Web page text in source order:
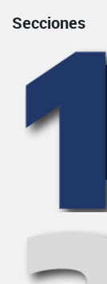
Secciones